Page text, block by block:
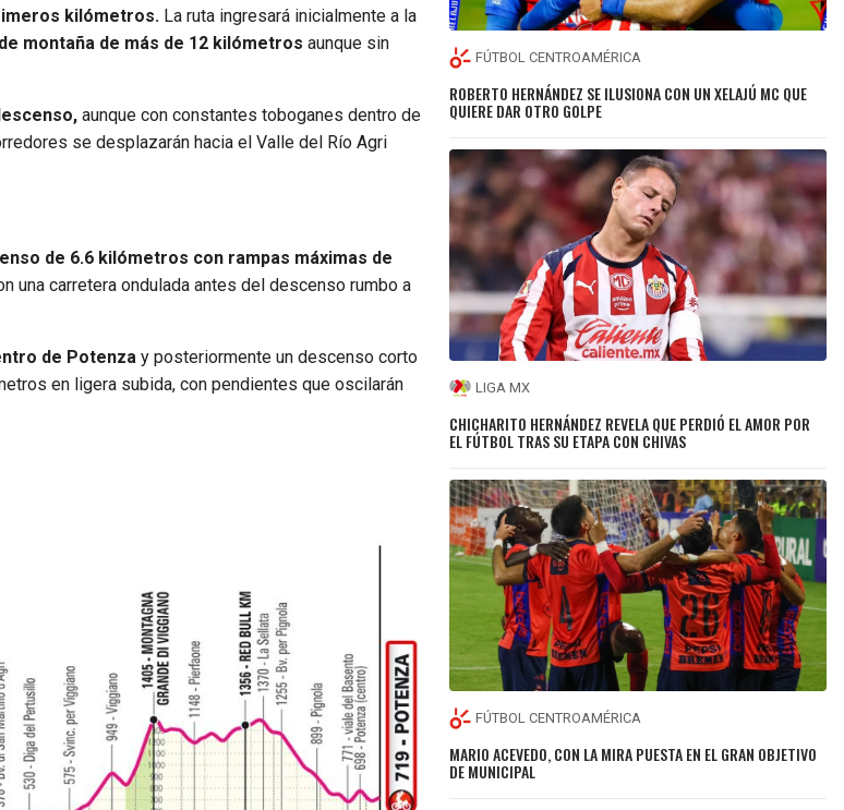
kilómetros. La ruta ingresará inicialmente a la
montaña de más de 12 kilómetros aunque sin
aunque con constantes toboganes dentro de
se desplazarán hacia el Valle del Río Agri
de 6.6 kilómetros con rampas máximas de
una carretera ondulada antes del descenso rumbo a
de Potenza y posteriormente un descenso corto
en ligera subida, con pendientes que oscilarán
FÚTBOL CENTROAMÉRICA
ROBERTO HERNÁNDEZ SE ILUSIONA CON UN XELAJÚ MC QUE
QUIERE DAR OTRO GOLPE
LIGA MX
CHICHARITO HERNÁNDEZ REVELA QUE PERDIÓ EL AMOR POR
EL FÚTBOL TRAS SU ETAPA CON CHIVAS
FÚTBOL CENTROAMÉRICA
MARIO ACEVEDO, CON LA MIRA PUESTA EN EL GRAN OBJETIVO
DE MUNICIPAL